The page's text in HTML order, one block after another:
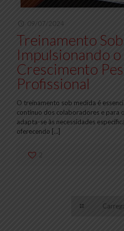
09/07/2024
Treinamento
Impulsionando o
Crescimento
Profissional
O treinamento sob medida é
contínuo dos colaboradores e para
adapta-se às necessidades
oferecendo […]
2